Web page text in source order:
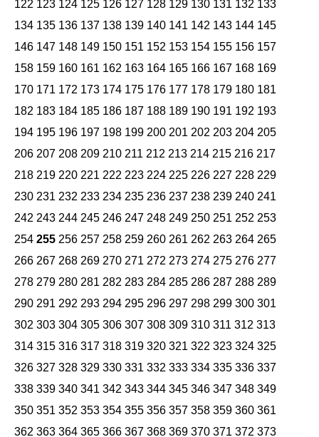
122 123 124 125 126 127 128 129 130 131 132 133
134 135 136 137 138 139 140 141 142 143 144 145
146 147 148 149 150 151 152 153 154 155 156 157
158 159 160 161 162 163 164 165 166 167 168 169
170 171 172 173 174 175 176 177 178 179 180 181
182 183 184 185 186 187 188 189 190 191 192 193
194 195 196 197 198 199 200 201 202 203 204 205
206 207 208 209 210 211 212 213 214 215 216 217
218 219 220 221 222 223 224 225 226 227 228 229
230 231 232 233 234 235 236 237 238 239 240 241
242 243 244 245 246 247 248 249 250 251 252 253
254 255 256 257 258 259 260 261 262 263 264 265
266 267 268 269 270 271 272 273 274 275 276 277
278 279 280 281 282 283 284 285 286 287 288 289
290 291 292 293 294 295 296 297 298 299 300 301
302 303 304 305 306 307 308 309 310 311 312 313
314 315 316 317 318 319 320 321 322 323 324 325
326 327 328 329 330 331 332 333 334 335 336 337
338 339 340 341 342 343 344 345 346 347 348 349
350 351 352 353 354 355 356 357 358 359 360 361
362 363 364 365 366 367 368 369 370 371 372 373